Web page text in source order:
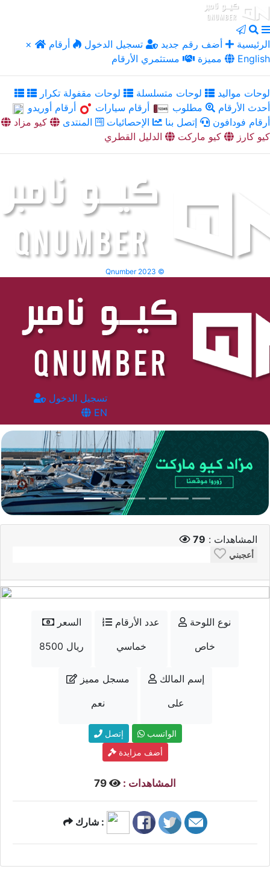
× الرئيسية أضف رقم جديد تسجيل الدخول
أرقام
مميزة
مستثمري الأرقام English
لوحات مواليد لوحات متسلسلة
لوحات مقفولة تكرار
أحدث الأرقام
مطلوب أرقام سيارات
أرقام أوريدو
أرقام فودافون
إتصل بنا الإحصائيات المنتدى
كيو مزاد
كيو كارز
كيو ماركت الدليل القطري
Qnumber 2023 ©
تسجيل الدخول
EN